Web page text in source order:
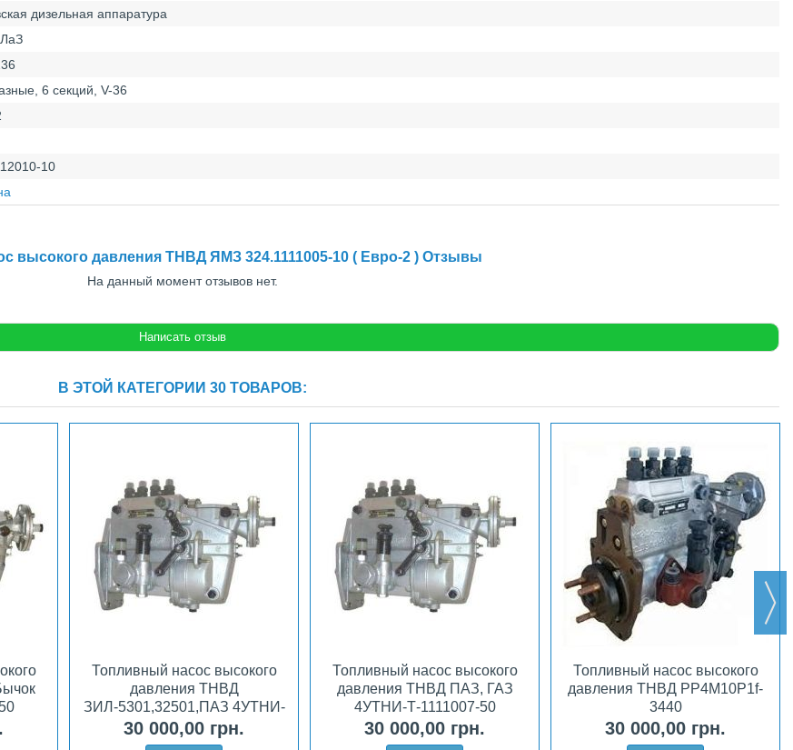
дизельная аппаратура
6 секций, V-36
10
высокого давления ТНВД ЯМЗ 324.1111005-10 ( Евро-2 ) Отзывы
На данный момент отзывов нет.
В ЭТОЙ КАТЕГОРИИ 30 ТОВАРОВ:
Топливный насос высокого
давления ТНВД
ЗИЛ-5301,32501,ПАЗ 4УТНИ-
Т-1111007-20
30 000,00 грн.
Топливный насос высокого
давления ТНВД ПАЗ, ГАЗ
4УТНИ-Т-1111007-50
30 000,00 грн.
Топливный насос высокого
давления ТНВД PP4M10P1f-
3440
30 000,00 грн.